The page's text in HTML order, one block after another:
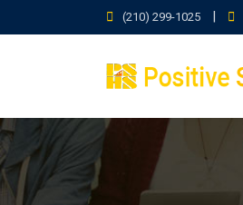
to
(210) 299-1025 |